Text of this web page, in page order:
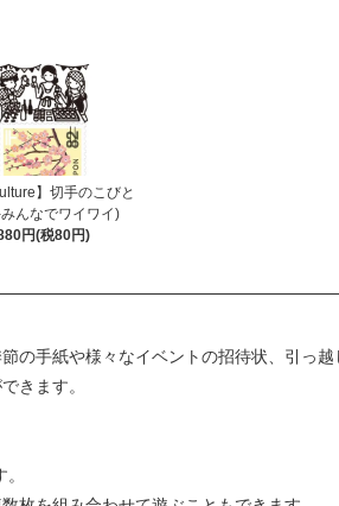
】切手のこびと
んなでワイワイ)
円(税80円)
の手紙や様々なイベントの招待状、引っ
きます。